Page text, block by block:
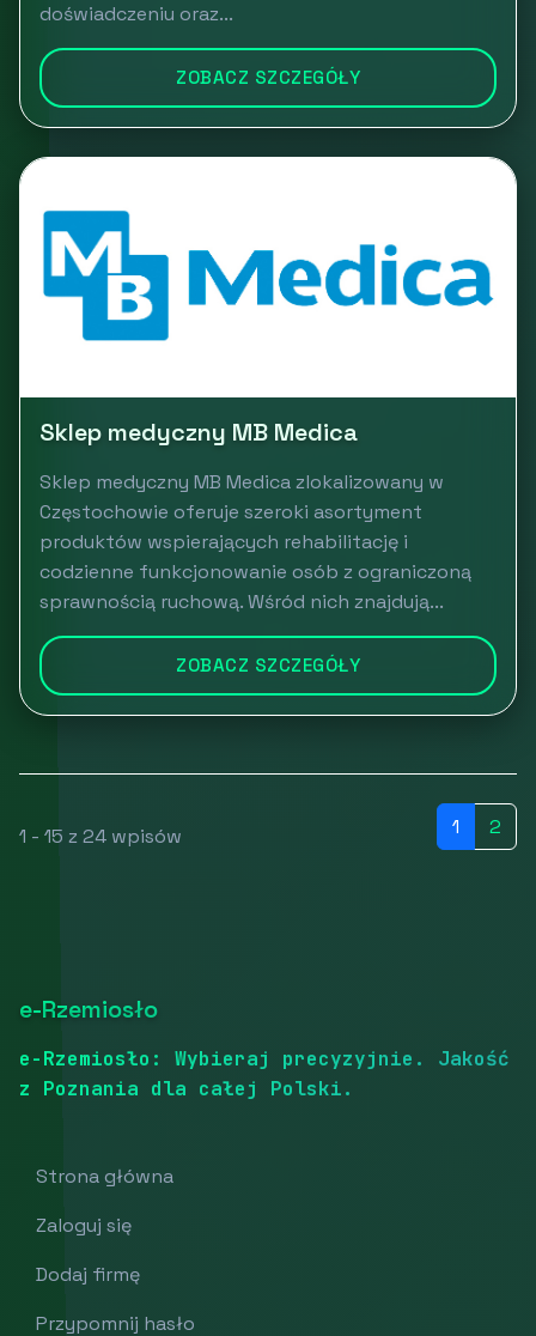
doświadczeniu oraz...
ZOBACZ SZCZEGÓŁY
Sklep medyczny MB Medica
Sklep medyczny MB Medica zlokalizowany w
Częstochowie oferuje szeroki asortyment
produktów wspierających rehabilitację i
codzienne funkcjonowanie osób z ograniczoną
sprawnością ruchową. Wśród nich znajdują...
ZOBACZ SZCZEGÓŁY
1 - 15 z 24 wpisów 1 2
e-Rzemiosło
e-Rzemiosło: Wybieraj precyzyjnie. Jakość
z Poznania dla całej Polski.
Strona główna
Zaloguj się
Dodaj firmę
Przypomnij hasło